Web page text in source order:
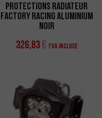
Protections Radiateur
Factory Racing Aluminium
Noir
326,83€ TVA incluse